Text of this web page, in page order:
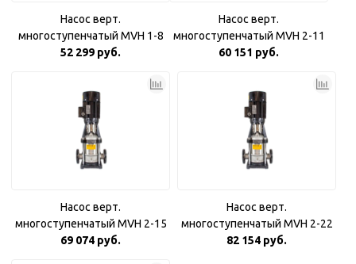
Насос верт.
многоступенчатый MVH 1-8
(Qном 1м3, Hном 45м, DN25,
52 299 руб.
Насос верт.
многоступенчатый MVH 2-11
(Qном 2м3, Hном 85м, DN25,
60 151 руб.
Насос верт.
многоступенчатый MVH 2-15
(Qном 2м3, Hном 114м, DN25,
69 074 руб.
Насос верт.
многоступенчатый MVH 2-22
(Qном 2м3, Hном 165м, DN25,
82 154 руб.